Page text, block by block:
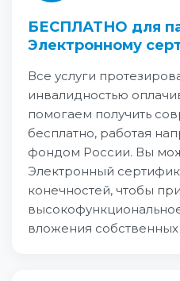
БЕСПЛАТНО для
Электронному
Все услуги
инвалидностью
помогаем получить
бесплатно, работая
фондом России. Вы
Электронный
конечностей, чтобы
вложения собственных